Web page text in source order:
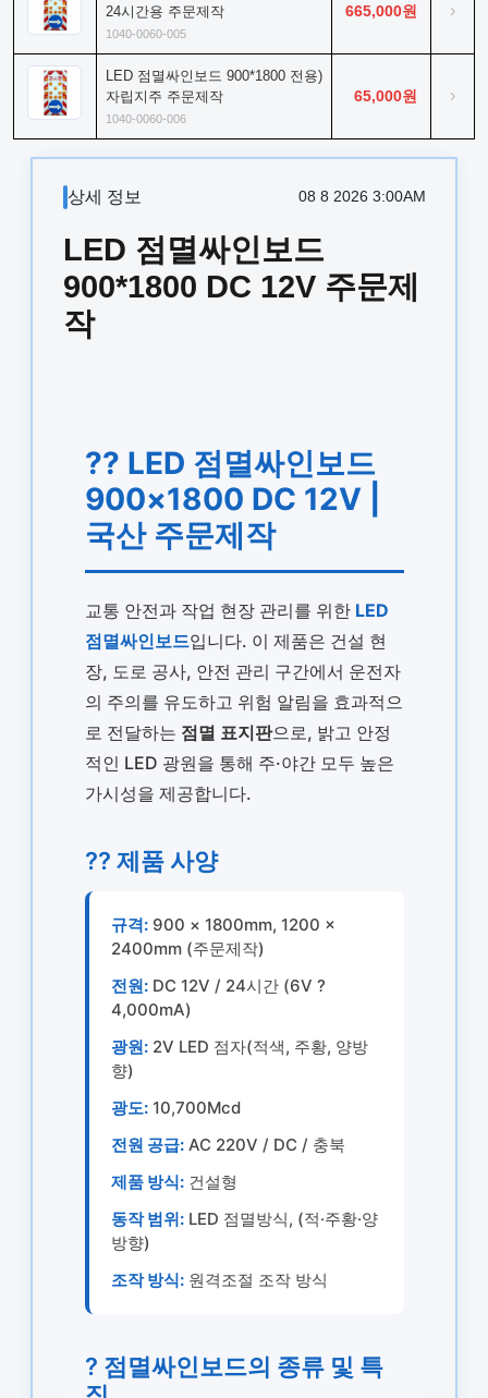
24시간용 주문제작
1040-0060-005
665,000원 ›
LED 점멸싸인보드 900*1800 전용)
자립지주 주문제작
1040-0060-006
65,000원 ›
상세 정보 08 8 2026 3:00AM
LED 점멸싸인보드
900*1800 DC 12V 주문제
작
?? LED 점멸싸인보드
900×1800 DC 12V |
국산 주문제작
교통 안전과 작업 현장 관리를 위한 LED
점멸싸인보드입니다. 이 제품은 건설 현
장, 도로 공사, 안전 관리 구간에서 운전자
의 주의를 유도하고 위험 알림을 효과적으
로 전달하는 점멸 표지판으로, 밝고 안정
적인 LED 광원을 통해 주·야간 모두 높은
가시성을 제공합니다.
?? 제품 사양
규격:900 × 1800mm, 1200 ×
2400mm (주문제작)
전원:DC 12V / 24시간 (6V ?
4,000mA)
광원:2V LED 점자(적색, 주황, 양방
향)
광도:10,700Mcd
전원 공급:AC 220V / DC / 충북
제품 방식:건설형
동작 범위:LED 점멸방식, (적·주황·양
방향)
조작 방식:원격조절 조작 방식
? 점멸싸인보드의 종류 및 특